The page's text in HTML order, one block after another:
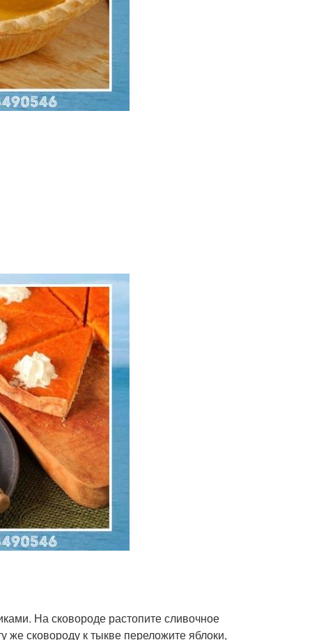
На сковороде растопите сливочное
же сковороду к тыкве переложите яблоки,